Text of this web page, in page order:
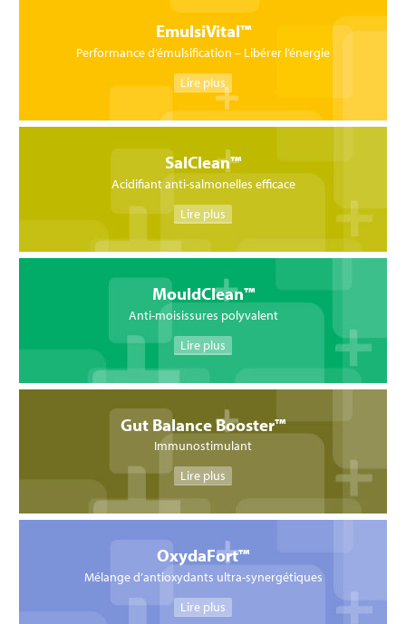
EmulsiVital™
Performance d’émulsification – Libérer l’énergie
Lire plus
SalClean™
Acidifiant anti-salmonelles efficace
Lire plus
MouldClean™
Anti-moisissures polyvalent
Lire plus
Gut Balance Booster™
Immunostimulant
Lire plus
OxydaFort™
Mélange d’antioxydants ultra-synergétiques
Lire plus